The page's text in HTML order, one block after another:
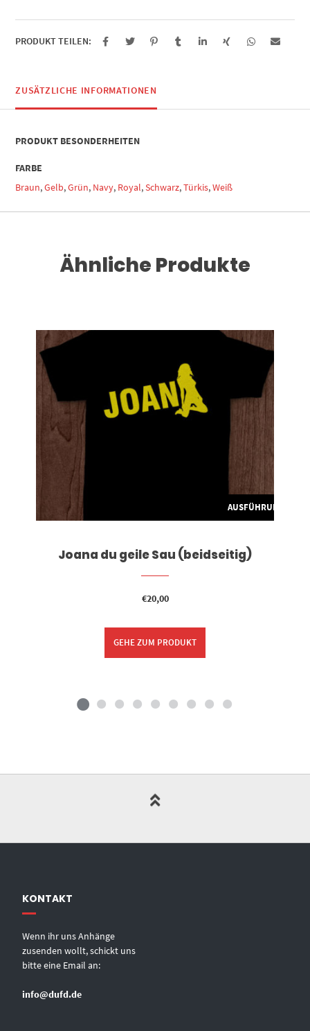
PRODUKT TEILEN:
ZUSÄTZLICHE INFORMATIONEN
PRODUKT BESONDERHEITEN
FARBE
Braun,Gelb,Grün, Navy, Royal,Schwarz,Türkis,Weiß
Ähnliche Produkte
AUSFÜHRUNG
Dieses Produkt weist mehrere Varianten auf. Die Optionen können auf der Produktseite gewählt werden
Joana du geile Sau (beidseitig)
€20,00
GEHE ZUM PRODUKT
KONTAKT
Wenn ihr uns Anhänge
zusenden wollt, schickt uns
bitte eine Email an:
info@dufd.de